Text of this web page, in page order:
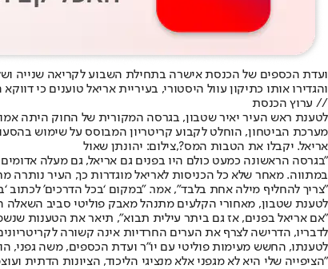
ועדת הכספים של הכנסת אישרה בתחילת השבוע לקריאה שנייה
והגדירו אותו כתיקון עוול היסטורי, בעיריית אריאל טוענים כי
// ערוץ הכנסת
לטענת ראש העיר יאיר שטבון, בגרסה המקורית של החוק היתה
מערכת הביטחון, הוחלט לקבוע קריטריון המבוסס על שימוש
אריאל. יקבלו את הטבות המס?,צילום: יהונתן שאול
"בגרסה הראשונה כמעט כולם היו בפנים גם אריאל, גם מעלה אדומים
במתווה. מאחר שלא כל הכניסות לאריאל מוגדרות כך, העיר נותרה
"צריך להחליף מילה אחת בלבד", אמר. "במקום ‘בכל הדרכים’ לכתוב
לטענת שטבון, מאחורי הקלעים מתנהל מאבק פוליטי סביב השאלה
"אם אריאל בפנים, אז גם ביתר עילית תבוא", תיאר את הטענות
לדבריו, הדרישה לצרף את הערים החרדיות אינה קשורה
לטענתו, החשש מעימות פוליטי עם יו”ר ועדת הכספים, משה גפני,
"הציפייה שלי היא לא מגפני אלא מנציגי הליכוד, הציונות הדתית